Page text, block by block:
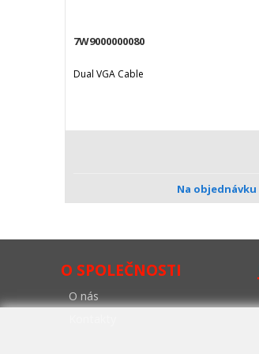
7W9000000080
Dual VGA Cable
Na objednávku
O SPOLEČNOSTI
O nás